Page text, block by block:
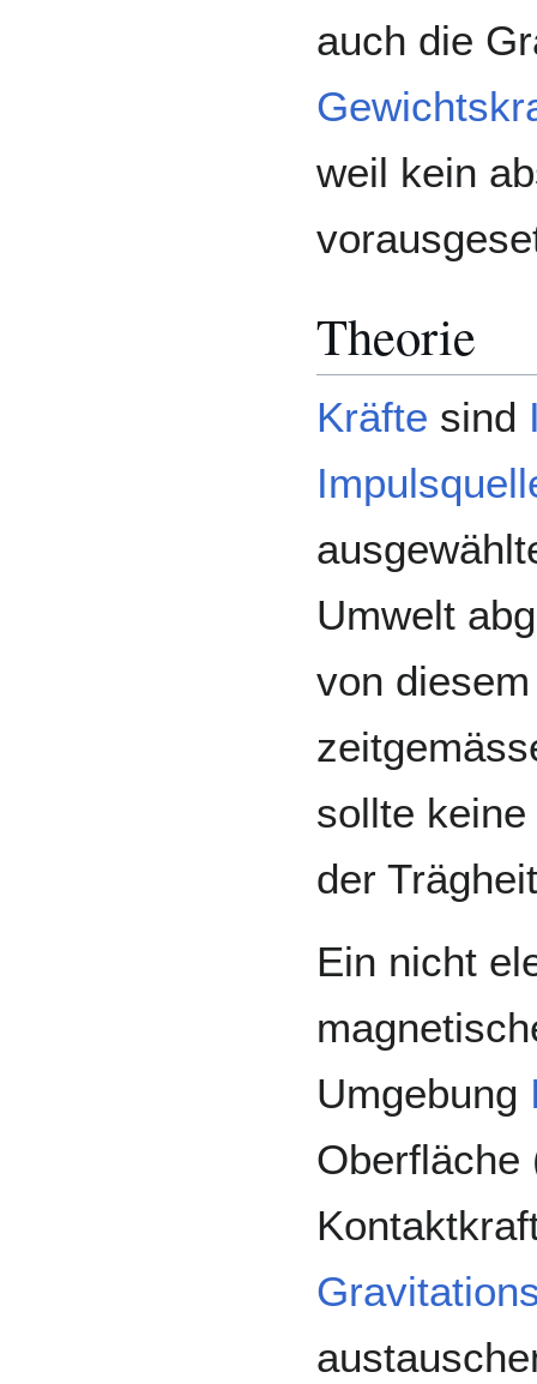
auch die
weil kein
Theorie
Kräfte sind
Umwelt
von
sollte
der
Ein nicht
Umgebung
Oberfläche